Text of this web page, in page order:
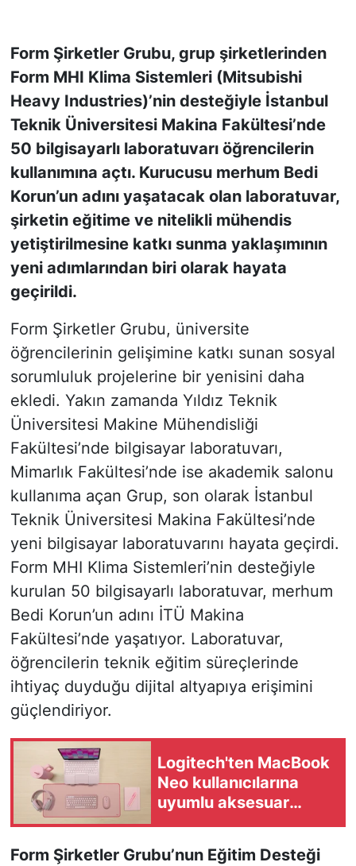
Form Şirketler Grubu, grup şirketlerinden
Form MHI Klima Sistemleri (Mitsubishi
Heavy Industries)’nin desteğiyle İstanbul
Teknik Üniversitesi Makina Fakültesi’nde
50 bilgisayarlı laboratuvarı öğrencilerin
kullanımına açtı. Kurucusu merhum Bedi
Korun’un adını yaşatacak olan laboratuvar,
şirketin eğitime ve nitelikli mühendis
yetiştirilmesine katkı sunma yaklaşımının
yeni adımlarından biri olarak hayata
geçirildi.
Form Şirketler Grubu, üniversite
öğrencilerinin gelişimine katkı sunan sosyal
sorumluluk projelerine bir yenisini daha
ekledi. Yakın zamanda Yıldız Teknik
Üniversitesi Makine Mühendisliği
Fakültesi’nde bilgisayar laboratuvarı,
Mimarlık Fakültesi’nde ise akademik salonu
kullanıma açan Grup, son olarak İstanbul
Teknik Üniversitesi Makina Fakültesi’nde
yeni bilgisayar laboratuvarını hayata geçirdi.
Form MHI Klima Sistemleri’nin desteğiyle
kurulan 50 bilgisayarlı laboratuvar, merhum
Bedi Korun’un adını İTÜ Makina
Fakültesi’nde yaşatıyor. Laboratuvar,
öğrencilerin teknik eğitim süreçlerinde
ihtiyaç duyduğu dijital altyapıya erişimini
güçlendiriyor.
Logitech'ten MacBook
Neo kullanıcılarına
uyumlu aksesuar
Form Şirketler Grubu’nun Eğitim Desteği
KONGRE TAKVİMİ
RÖPORTAJLAR
BİYOGRAFİLER